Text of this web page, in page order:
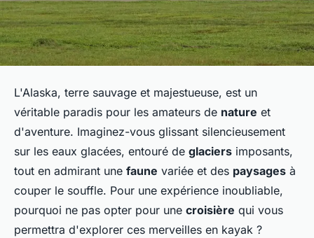
L'Alaska, terre sauvage et majestueuse, est un
véritable paradis pour les amateurs de nature et
d'aventure. Imaginez-vous glissant silencieusement
sur les eaux glacées, entouré de glaciers imposants,
tout en admirant une faune variée et des paysages à
couper le souffle. Pour une expérience inoubliable,
pourquoi ne pas opter pour une croisière qui vous
permettra d'explorer ces merveilles en kayak ?